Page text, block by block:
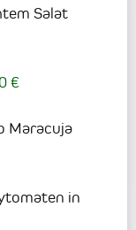
Salat
€
Maracuja
in